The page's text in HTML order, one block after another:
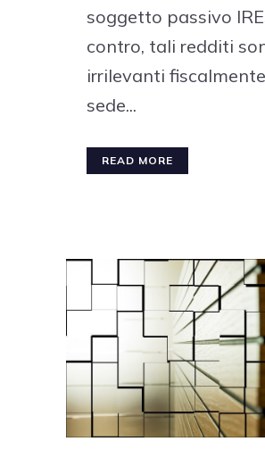
soggetto passivo
contro, tali redditi
irrilevanti
sede...
READ MORE